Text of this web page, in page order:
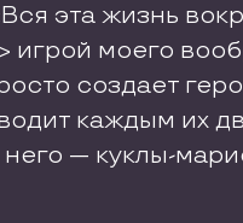
эта жизнь
игрой моего
создает
каждым их
— куклы-